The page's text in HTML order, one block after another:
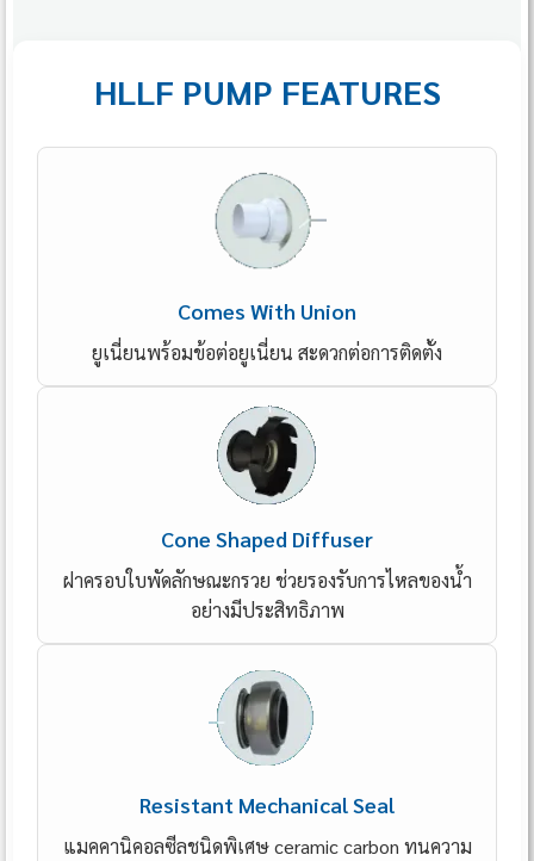
HLLF PUMP FEATURES
Comes With Union
ยูเนี่ยนพร้อมข้อต่อยูเนี่ยน สะดวกต่อการติดตั้ง
Cone Shaped Diffuser
ฝาครอบใบพัดลักษณะกรวย ช่วยรองรับการไหลของน้ำ
อย่างมีประสิทธิภาพ
Resistant Mechanical Seal
แมคคานิคอลซีลชนิดพิเศษ ceramic carbon ทนความ